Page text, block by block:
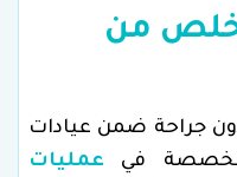
من
جراحة ضمن عيادات
في عمليات